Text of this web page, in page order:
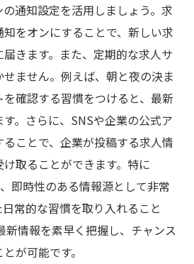
通知設定を活用しましょう。求
をオンにすることで、新しい求
きます。また、定期的な求人サ
ません。例えば、朝と夜の決ま
確認する習慣をつけると、最新
。さらに、SNSや企業の公式ア
ことで、企業が投稿する求人情
取ることができます。特に
即時性のある情報源として非常
常的な習慣を取り入れること
新情報を素早く把握し、チャンス
が可能です。